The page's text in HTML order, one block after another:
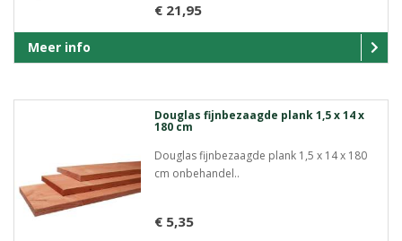
€ 21,95
Meer info
Douglas fijnbezaagde plank 1,5 x 14 x
180 cm
Douglas fijnbezaagde plank 1,5 x 14 x 180
cm onbehandel..
€ 5,35